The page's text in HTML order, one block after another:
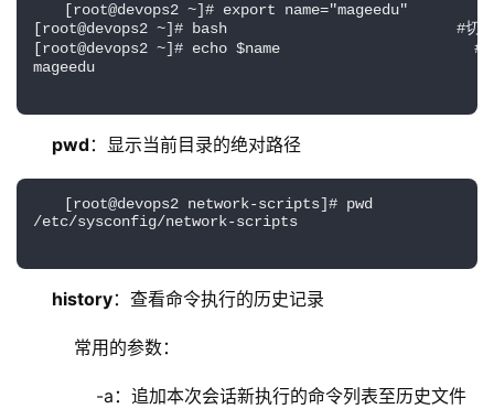
[root@devops2 ~]# export name="mageedu"
[root@devops2 ~]# bash                          #切换
[root@devops2 ~]# echo $name                      #变
mageedu
pwd：显示当前目录的绝对路径
[root@devops2 network-scripts]# pwd
/etc/sysconfig/network-scripts
history：查看命令执行的历史记录
常用的参数：
-a：追加本次会话新执行的命令列表至历史文件